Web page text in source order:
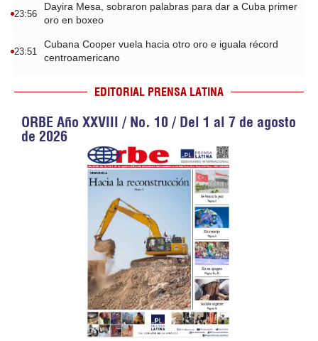
23:56
Dayira Mesa, sobraron palabras para dar a Cuba primer
oro en boxeo
23:51
Cubana Cooper vuela hacia otro oro e iguala récord
centroamericano
EDITORIAL PRENSA LATINA
ORBE Año XXVIII / No. 10 / Del 1 al 7 de agosto
de 2026